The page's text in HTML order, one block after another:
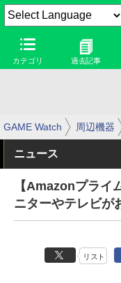
カテゴリ 過去記事
GAME Watch 周辺機器
ニュース
【Amazonプライ
ニターやテレビが
リスト